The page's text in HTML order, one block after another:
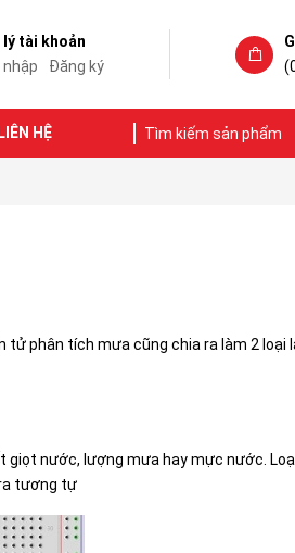
lý tài khoản
Đăng ký
LIÊN HỆ
phân tích mưa cũng chia ra làm 2 loại
giọt nước, lượng mưa hay mực nước.
tương tự